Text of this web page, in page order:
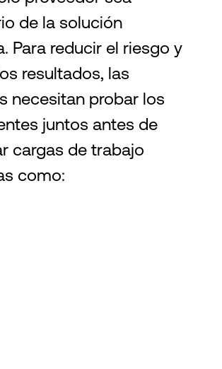
de la solución
Para reducir el riesgo y
resultados, las
necesitan probar los
juntos antes de
cargas de trabajo
como: